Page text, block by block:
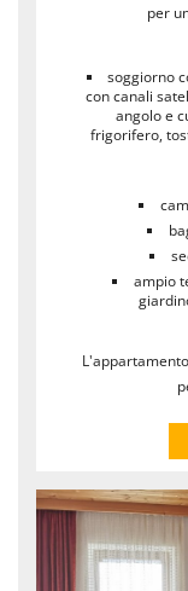
per
soggiorno
con canali
angolo e
frigorifero,
ampio